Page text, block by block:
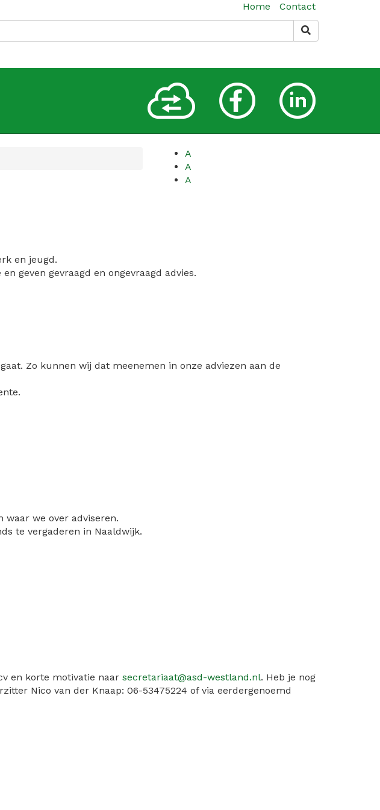
Home Contact
A
A
A
en jeugd.
geven gevraagd en ongevraagd advies.
Zo kunnen wij dat meenemen in onze adviezen aan de
we over adviseren.
te vergaderen in Naaldwijk.
en korte motivatie naar secretariaat@asd-westland.nl. Heb je nog
Nico van der Knaap: 06-53475224 of via eerdergenoemd